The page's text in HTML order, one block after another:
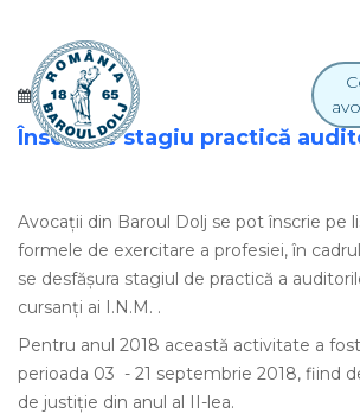
06 IUNIE 2018
Înscriere stagiu practică
Avocaţii din Baroul Dolj se pot înscrie pe
formele de exercitare a profesiei, în
se desfăşura stagiul de practică a
cursanţi ai I.N.M. .
Pentru anul 2018 această activitate a
perioada 03 - 21 septembrie 2018, fiind
de justiţie din anul al II-lea.